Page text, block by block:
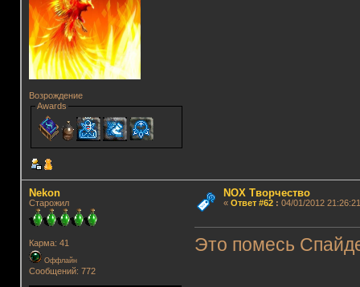
Возрождение
Awards
Nekon
Старожил
Карма: 41
Оффлайн
Сообщений: 772
NOX Творчество
« Ответ #62: 04/01/2012
Это помесь